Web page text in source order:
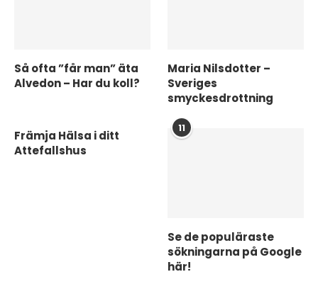
Så ofta ”får man” äta
Alvedon – Har du koll?
Maria Nilsdotter –
Sveriges
smyckesdrottning
Främja Hälsa i ditt
Attefallshus
11
Se de populäraste
sökningarna på Google
här!